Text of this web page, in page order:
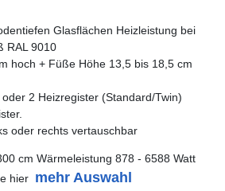
Glasflächen Heizleistung bei
RAL 9010
hoch + Füße Höhe 13,5 bis 18,5 cm
2 Heizregister (Standard/Twin)
oder rechts vertauschbar
cm Wärmeleistung 878 - 6588 Watt
hier mehr Auswahl